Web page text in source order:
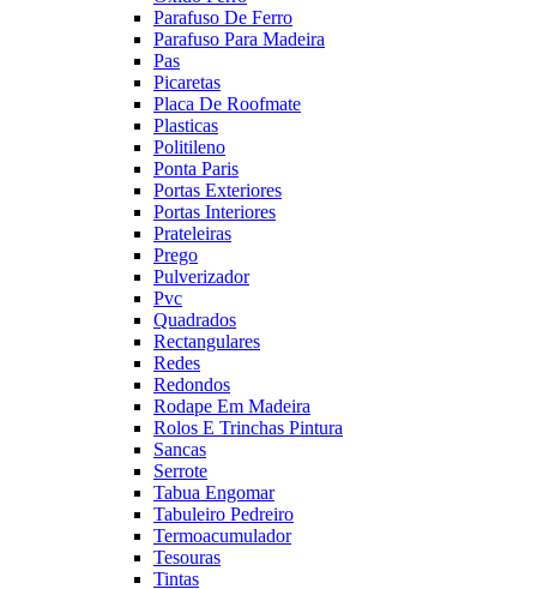
Parafuso De Ferro
Parafuso Para Madeira
Pas
Picaretas
Placa De Roofmate
Plasticas
Politileno
Ponta Paris
Portas Exteriores
Portas Interiores
Prateleiras
Prego
Pulverizador
Pvc
Quadrados
Rectangulares
Redes
Redondos
Rodape Em Madeira
Rolos E Trinchas Pintura
Sancas
Serrote
Tabua Engomar
Tabuleiro Pedreiro
Termoacumulador
Tesouras
Tintas